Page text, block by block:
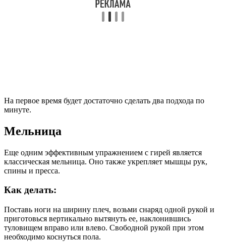
На первое время будет достаточно сделать два подхода по
минуте.
Мельница
Еще одним эффективным упражнением с гирей является
классическая мельница. Оно также укрепляет мышцы рук,
спины и пресса.
Как делать:
Поставь ноги на ширину плеч, возьми снаряд одной рукой и
приготовься вертикально вытянуть ее, наклонившись
туловищем вправо или влево. Свободной рукой при этом
необходимо коснуться пола.